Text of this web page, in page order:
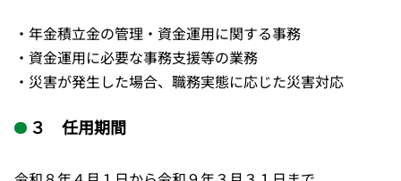
・年金積立金の管理・資金運用に関する事務
・資金運用に必要な事務支援等の業務
・災害が発生した場合、職務実態に応じた災害対応
３ 任用期間